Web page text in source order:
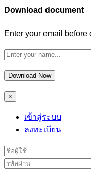
Download document
Enter your email
Download Now
×
เข้าสู่ระบบ
ลงทะเบียน